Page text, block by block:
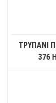
ΤΡΥΠΑΝΙ
376